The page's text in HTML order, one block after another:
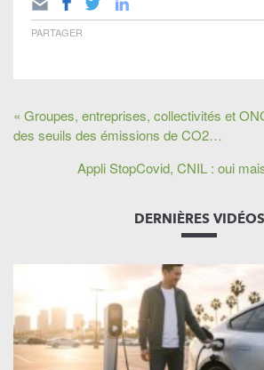
PARTAGER
« Groupes, entreprises, collectivités et
des seuils des émissions de CO2…
Appli StopCovid, CNIL : oui
DERNIÈRES VIDÉOS